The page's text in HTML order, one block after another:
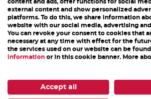
Das private Fahrtechniktraining
begeisterte Familien Mitglieder,
Zeit verbringen möchten und
Kenntnisse...
25. Juli - 31. Oktober 2026
content and ads, offer functions for social
external content and show personalized
platforms. To do this, we share information
website with our social media, advertising
You can revoke your consent to cookies that
necessary at any time with effect for the
the services used on our website can be
information or in this cookie banner. More
Accept all